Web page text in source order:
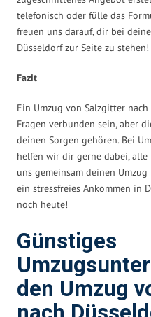
telefonisch oder fülle das
freuen uns darauf, dir bei
Düsseldorf zur Seite zu stehen!
Fazit
Ein Umzug von Salzgitter
Fragen verbunden sein, aber
deinen Sorgen gehören. Bei
helfen wir dir gerne dabei, alle
uns gemeinsam deinen
ein stressfreies Ankommen in
noch heute!
Günstiges
den Umzug